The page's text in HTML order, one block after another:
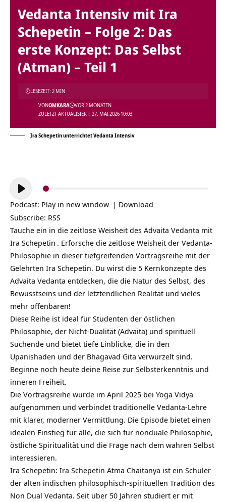
Vedanta Intensiv mit Ira
Schepetin – Folge 2: Das
erste Konzept: Das Selbst
(Atman) – Teil 1
ZULETZT AKTUALISIERT: 27. MAI 2026 10:03
VONOMKARA VOR 2 MONATEN
LESEZEIT: 2 MIN
Ira Schepetin unterrichtet Vedanta Intensiv
Audio-
Player
Podcast: Play in new window | Download
Subscribe: RSS
Tauche ein in die zeitlose Weisheit des Advaita Vedanta mit
Ira Schepetin . Erforsche die zeitlose Weisheit der Vedanta-
Philosophie in dieser tiefgreifenden Vortragsreihe mit der
Gelehrten Ira Schepetin. Du wirst die 5 Kernkonzepte des
Advaita Vedanta entdecken, die die Natur des Selbst, des
Bewusstseins und der letztendlichen Realität und vieles
mehr offenbaren!
Diese Reihe ist ideal für Studenten der östlichen
Philosophie, der Nicht-Dualität (Advaita) und spirituell
Suchende und bietet tiefe Einblicke, die in den
Upanishaden und der Bhagavad Gita verwurzelt sind.
Beginne noch heute deine Reise zur Selbsterkenntnis und
inneren Freiheit.
Die Vortragsreihe wurde im April 2025 bei Yoga Vidya
aufgenommen und verbindet traditionelle Vedanta-Lehre
mit klarer, moderner Vermittlung. Die Episode bietet einen
idealen Einstieg für alle, die sich für nonduale Philosophie,
östliche Spiritualität und die Frage nach dem wahren Selbst
interessieren.
Ira Schepetin: Ira Schepetin Atma Chaitanya ist ein Schüler
der alten indischen philosophisch-spirituellen Tradition des
Non Dual Vedanta. Seit über 50 Jahren studiert er mit